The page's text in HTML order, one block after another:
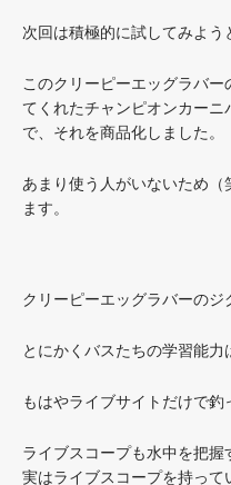
次回は積極的に試してみよう
このクリーピーエッグラバ
てくれたチャンピオンカー
で、それを商品化しました。
あまり使う人がいないため
ます。
クリーピーエッグラバーのジ
とにかくバスたちの学習能力
もはやライブサイトだけで釣
ライブスコープも水中を把握
実はライブスコープを持っ